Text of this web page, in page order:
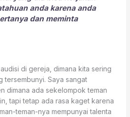
anda karena anda
dan meminta
di gereja, dimana kita sering
tersembunyi. Saya sangat
dimana ada sekelompok teman
tapi tetap ada rasa kaget karena
teman-nya mempunyai talenta